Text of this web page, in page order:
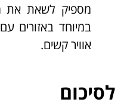
מספיק לשאת את
במיוחד באזורים
אוויר קשים.
לסיכום